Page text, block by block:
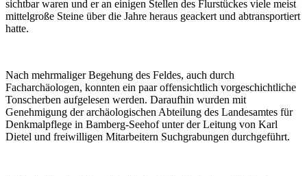
sichtbar waren und er an einigen Stellen des Flurstückes viele meist
mittelgroße Steine über die Jahre heraus geackert und abtransportiert
hatte.
Nach mehrmaliger Begehung des Feldes, auch durch
Facharchäologen, konnten ein paar offensichtlich vorgeschichtliche
Tonscherben aufgelesen werden. Daraufhin wurden mit
Genehmigung der archäologischen Abteilung des Landesamtes für
Denkmalpflege in Bamberg-Seehof unter der Leitung von Karl
Dietel und freiwilligen Mitarbeitern Suchgrabungen durchgeführt.